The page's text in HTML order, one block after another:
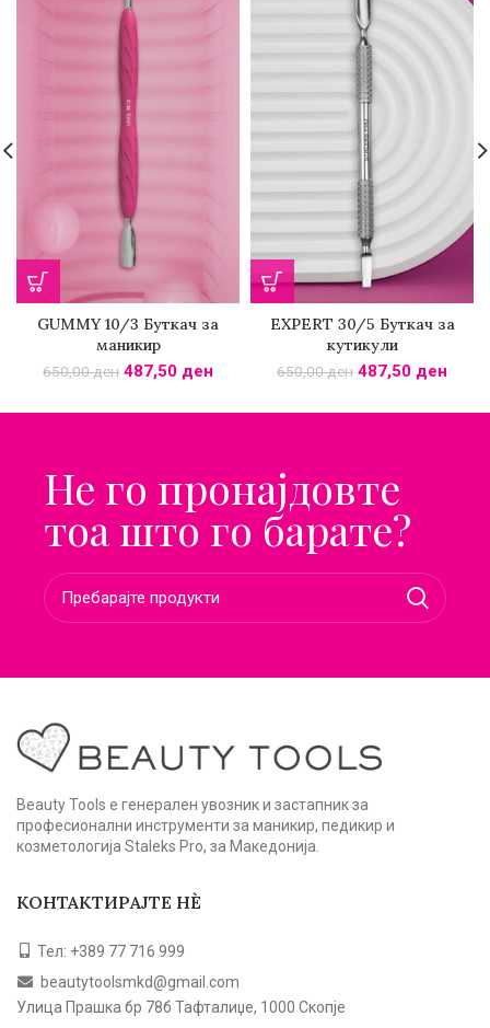
GUMMY 10/3 Буткач за
маникир
650,00ден 487,50 ден
EXPERT 30/5 Буткач за
кутикули
650,00ден 487,50 ден
Не го пронајдовте
тоа што го барате?
Beauty Tools е генерален увозник и застапник за
професионални инструменти за маникир, педикир и
козметологија Staleks Pro, за Македонија.
КОНТАКТИРАЈТЕ НЀ
Тел: +389 77 716 999
beautytoolsmkd@gmail.com
Улица Прашка бр 78б Тафталиџе, 1000 Скопје